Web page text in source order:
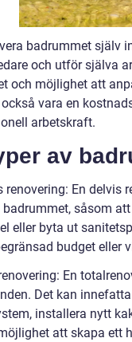
badrummet själv
och utför själva
och möjlighet att
vara en
arbetskraft.
av
renovering: En delvis
badrummet, såsom
eller byta ut
budget eller
En
Det kan
installera nytt
att skapa ett